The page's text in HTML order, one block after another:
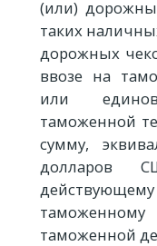
(или)
таких
дорожных
ввозе на
или
таможенной
сумму,
долларов
таможенной